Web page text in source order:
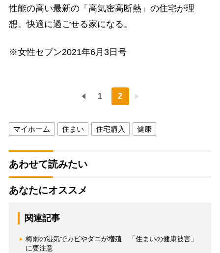
性能の高い最新の「高気密高断熱」の住宅が理
想。快適に過ごせる家になる。
※女性セブン2021年6月3日号
1 2
マイホーム 住まい 住宅購入 健康
あわせて読みたい
あなたにオススメ
関連記事
梅雨の湿気でカビやダニが増殖 「住まいの健康被害」
に要注意